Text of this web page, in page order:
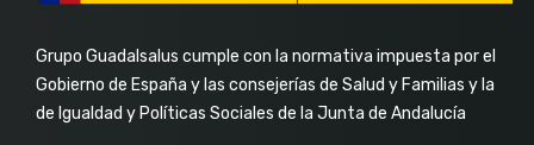
Grupo Guadalsalus cumple con la normativa impuesta por el
Gobierno de España y las consejerías de Salud y Familias y la
de Igualdad y Políticas Sociales de la Junta de Andalucía